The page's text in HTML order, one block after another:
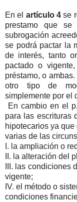
En el artículo 4se
prestamo que
subrogación
se podrá pactar la
de interés, tanto
pactado o
préstamo, o
otro tipo de
simplemente por el
En cambio en el
para las escrituras
hipotecarios ya
varias de las
I. la ampliación o
II. la alteración del
III. las condiciones
vigente;
IV. el método o
condiciones